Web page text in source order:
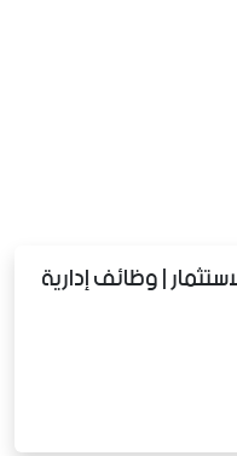
| وظائف إدارية